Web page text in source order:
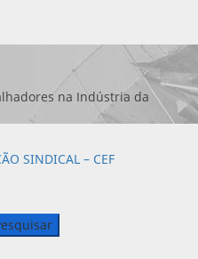
na Indústria da
SINDICAL – CEF